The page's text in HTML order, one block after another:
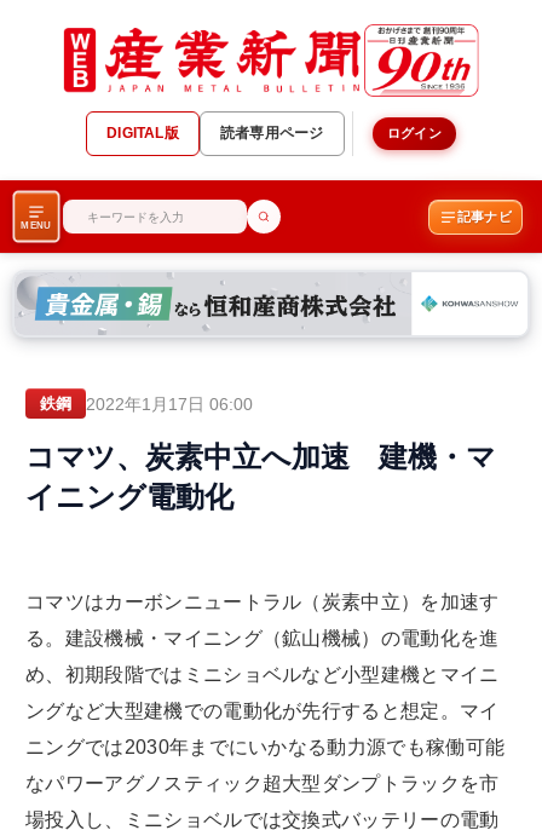
DIGITAL版 読者専用ページ ログイン
MENU
記事ナビ
鉄鋼 2022年1月17日 06:00
コマツ、炭素中立へ加速 建機・マ
イニング電動化
コマツはカーボンニュートラル（炭素中立）を加速す
る。建設機械・マイニング（鉱山機械）の電動化を進
め、初期段階ではミニショベルなど小型建機とマイニ
ングなど大型建機での電動化が先行すると想定。マイ
ニングでは2030年までにいかなる動力源でも稼働可能
なパワーアグノスティック超大型ダンプトラックを市
場投入し、ミニショベルでは交換式バッテリーの電動